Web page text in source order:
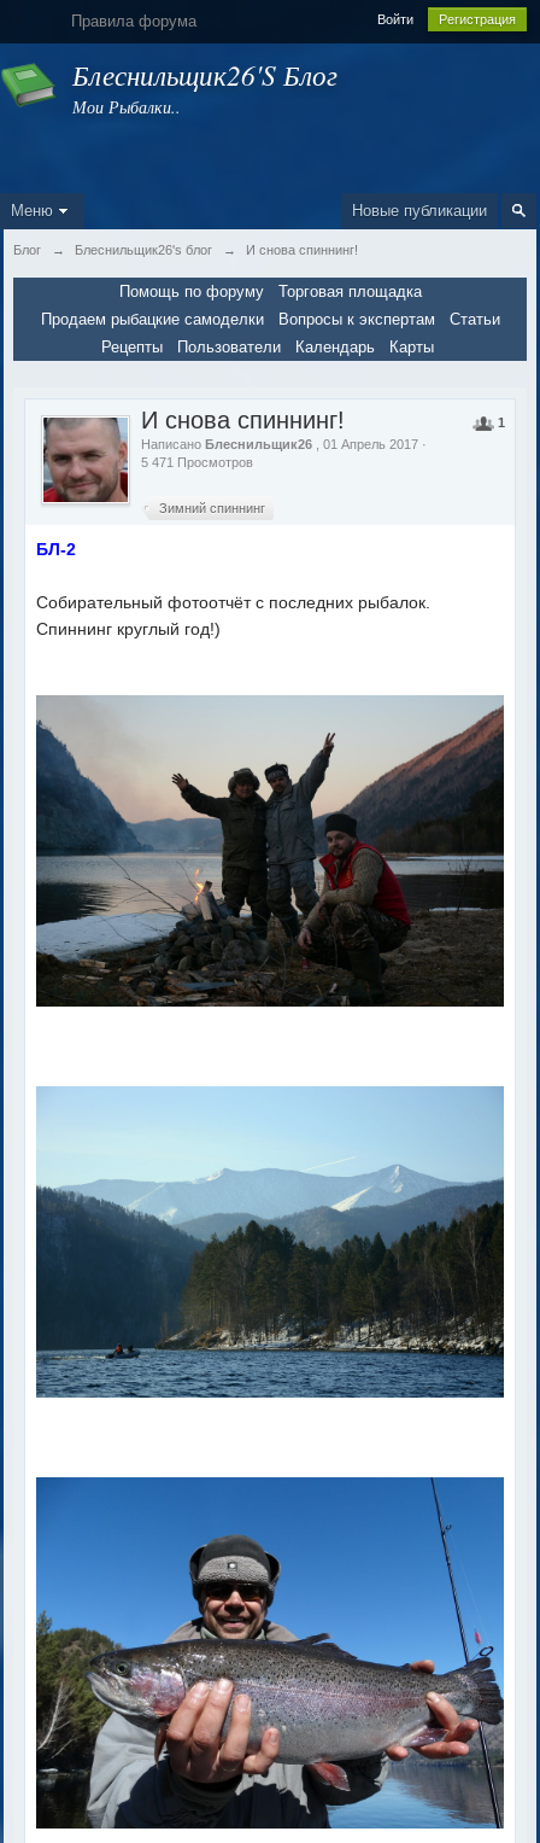
Правила форума Войти Регистрация
Блеснильщик26's Блог
Мои Рыбалки..
Новые публикации
Меню
Блог → Блеснильщик26's блог → И снова спиннинг!
Помощь по форуму
Торговая площадка
Продаем рыбацкие самоделки
Вопросы к экспертам
Статьи
Рецепты
Пользователи Календарь Карты
1
И снова спиннинг!
НаписаноБлеснильщик26
, 01 Апрель 2017 ·
5 471 Просмотров
Зимний спиннинг
БЛ-2
Собирательный фотоотчёт с последних рыбалок.
Спиннинг круглый год!)